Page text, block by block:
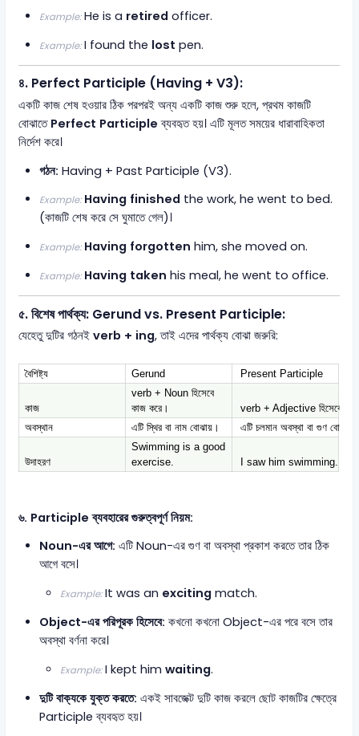
Example:He is a retiredofficer.
Example:I found the lost pen.
৪. Perfect Participle (Having + V3):
একটি কাজ শেষ হওয়ার ঠিক পরপরই অন্য একটি কাজ শুরু হলে, প্রথম কাজটি
বোঝাতে Perfect Participle ব্যবহৃত হয়। এটি মূলত সময়ের ধারাবাহিকতা
নির্দেশ করে।
গঠন: Having + Past Participle (V3).
Example: Having finishedthe work, he went to bed.
(কাজটি শেষ করে সে ঘুমাতে গেল)।
Example: Having forgotten him, she moved on.
Example: Having taken his meal, he went to office.
৫. বিশেষ পার্থক্য: Gerund vs. Present Participle:
যেহেতু দুটির গঠনইverb + ing, তাই এদের পার্থক্য বোঝা জরুরি:
বৈশিষ্ট্য Gerund Present Participle
কাজ
verb + Noun হিসেবে
কাজ করে।
verb + Adjective হিসেবে
অবস্থান
এটি স্থির বা নাম বোঝায়। এটি চলমান অবস্থা বা গুণ বোঝায়।
উদাহরণ
Swimming is a good
exercise.
I saw him swimming.
৬. Participle ব্যবহারের গুরুত্বপূর্ণ নিয়ম:
Noun-এর আগে: এটি Noun-এর গুণ বা অবস্থা প্রকাশ করতে তার ঠিক
আগে বসে।
Example:It was an excitingmatch.
Object-এর পরিপূরক হিসেবে: কখনো কখনো Object-এর পরে বসে তার
অবস্থা বর্ণনা করে।
Example:I kept him waiting.
দুটি বাক্যকে যুক্ত করতে: একই সাবজেক্ট দুটি কাজ করলে ছোট কাজটির ক্ষেত্রে
Participle ব্যবহৃত হয়।